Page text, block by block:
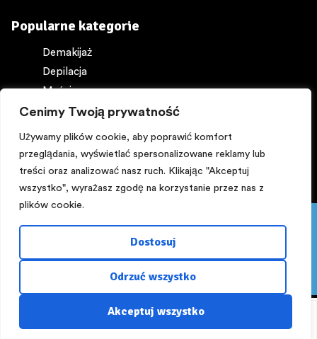
Cenimy Twoją prywatność
Używamy plików cookie, aby poprawić komfort
przeglądania, wyświetlać spersonalizowane reklamy lub
treści oraz analizować nasz ruch. Klikając "Akceptuj
wszystko", wyrażasz zgodę na korzystanie przez nas z
plików cookie.
Dostosuj
Odrzuć wszystko
Akceptuj wszystko
Sklep Moje konto Szukaj Lista życzeń
Popularne kategorie
Demakijaż
Depilacja
Maści
Ochrona ciała
Pięknego dnia:) PROMOCJA! Z kuponem ,,lato,, -15%
NA WSZYSTKO powyżej 200 zł do 16 sierpnia.
Zapraszamy!!!